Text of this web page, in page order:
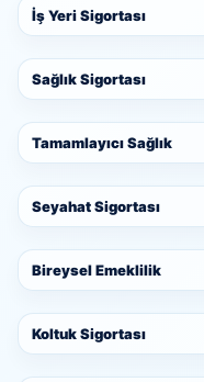
İş Yeri Sigortası
Sağlık Sigortası
Tamamlayıcı Sağlık
Seyahat Sigortası
Bireysel Emeklilik
Koltuk Sigortası